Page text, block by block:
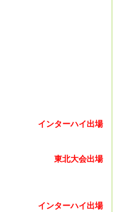
インターハイ出場
東北大会出場
インターハイ出場